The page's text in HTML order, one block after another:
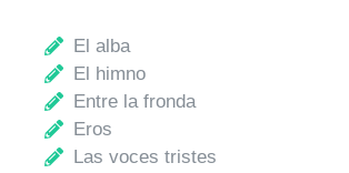
El alba
El himno
Entre la fronda
Eros
Las voces tristes